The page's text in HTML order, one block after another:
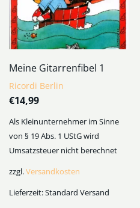
Meine Gitarrenfibel 1
Ricordi Berlin
€14,99
Als Kleinunternehmer im Sinne
von § 19 Abs. 1 UStG wird
Umsatzsteuer nicht berechnet
zzgl.Versandkosten
Lieferzeit:Standard Versand